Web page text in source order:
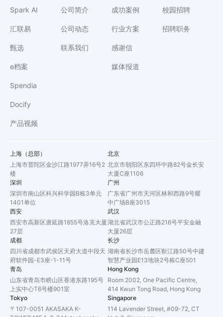
Spark AI
汇联易
甄选
e档案
Spendia
Docify
产品视频
公司简介
公司动态
联系我们
成功案例
行业方案
感谢信
媒体报道
校园招聘
招聘职务
上海（总部）
上海市普陀区金沙江路1977弄16号2
楼
北京
北京市朝阳区东四环中路82号金长安
大厦C座1106
深圳
深圳市南山区科兴科学园B栋3单元
1401单位
广州
广东省广州市天河区林和西路9号耀
中广场B座3015
西安
西安市高新区唐延路1855号洛克大厦
27层
武汉
湖北省武汉市公正路216号平安金融
大厦26层
成都
四川省成都市武侯区天府大道中段天
府软件园-E3座-1-11号
长沙
湖南省长沙市岳麓区靳江路50号中建
智慧产业园E13地块2号栋C座501
青岛
山东省青岛市崂山区香港东路195号
上实中心T6号楼901室
Hong Kong
Room 2002, One Pacific Centre,
414 Kwun Tong Road, Hong Kong
Tokyo
〒107-0051 AKASAKA K-
Singapore
114 Lavender Street, #09-72, CT